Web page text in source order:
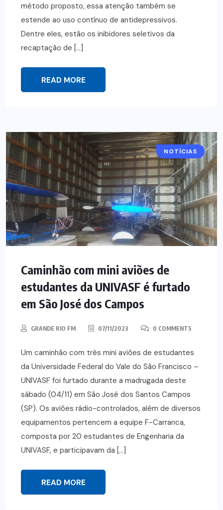
método proposto, essa atenção também se
estende ao uso contínuo de antidepressivos.
Dentre eles, estão os inibidores seletivos da
recaptação de […]
READ MORE
NOTÍCIAS
Caminhão com mini aviões de
estudantes da UNIVASF é furtado
em São José dos Campos
GRANDE RIO FM 07/11/2023 0 COMMENTS
Um caminhão com três mini aviões de estudantes
da Universidade Federal do Vale do São Francisco –
UNIVASF foi furtado durante a madrugada deste
sábado (04/11) em São José dos Santos Campos
(SP). Os aviões rádio-controlados, além de diversos
equipamentos pertencem a equipe F-Carranca,
composta por 20 estudantes de Engenharia da
UNIVASF, e participavam da […]
READ MORE